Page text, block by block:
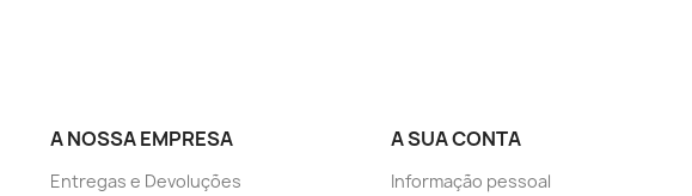
A NOSSA EMPRESA
Entregas e Devoluções
A SUA CONTA
Informação pessoal